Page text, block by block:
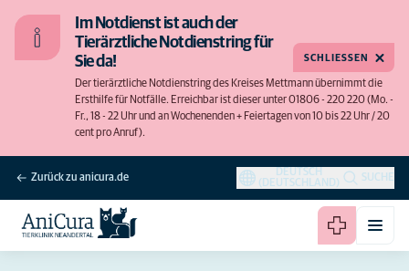
Im Notdienst ist auch der
Tierärztliche Notdienstring für
Sie da!
Der tierärztliche Notdienstring des Kreises Mettmann übernimmt die
Ersthilfe für Notfälle. Erreichbar ist dieser unter 01806 - 220 220 (Mo. -
Fr., 18 - 22 Uhr und an Wochenenden + Feiertagen von 10 bis 22 Uhr / 20
cent pro Anruf).
SCHLIESSEN
Zurück zu anicura.de
DEUTSCH
(DEUTSCHLAND)
SUCHE